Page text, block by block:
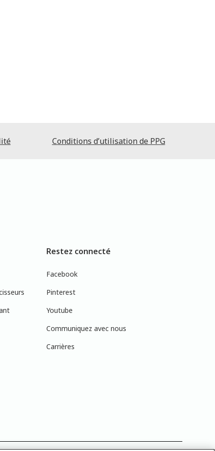
Conditions d’utilisation de PPG
Restez connecté
Facebook
Pinterest
Youtube
Communiquez avec nous
Carrières